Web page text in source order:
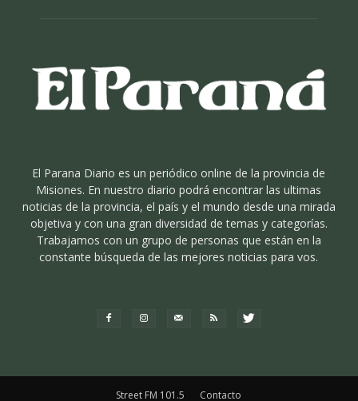
El Parana Diario es un periódico online de la provincia de
Misiones. En nuestro diario podrá encontrar las ultimas
noticias de la provincia, el país y el mundo desde una mirada
objetiva y con una gran diversidad de temas y categorías.
Trabajamos con un grupo de personas que están en la
constante búsqueda de las mejores noticias para vos.
Street FM 101.5 Contacto